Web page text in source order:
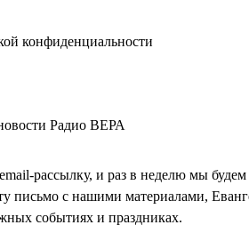
конфиденциальности
Радио ВЕРА
рассылку, и раз в неделю мы будем
письмо с нашими материалами,
событиях и праздниках.